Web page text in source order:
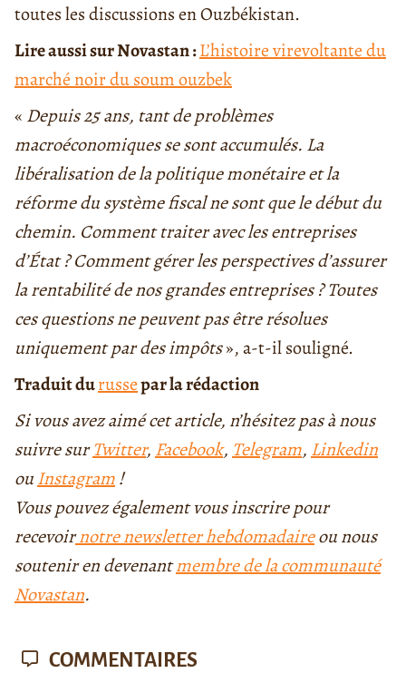
toutes les discussions en Ouzbékistan.
Lire aussi sur Novastan :L’histoire virevoltante du
marché noir du soum ouzbek
« Depuis 25 ans, tant de problèmes
macroéconomiques se sont accumulés. La
libéralisation de la politique monétaire et la
réforme du système fiscal ne sont que le début du
chemin. Comment traiter avec les entreprises
d’État ? Comment gérer les perspectives d’assurer
la rentabilité de nos grandes entreprises ? Toutes
ces questions ne peuvent pas être résolues
uniquement par des impôts», a-t-il souligné.
Traduit durussepar la rédaction
Si vous avez aimé cet article, n’hésitez pas à nous
suivre surTwitter, Facebook, Telegram, Linkedin
ouInstagram!
Vous pouvez également vous inscrire pour
recevoirnotre newsletter hebdomadaireou nous
soutenir en devenantmembre de la communauté
Novastan.
COMMENTAIRES